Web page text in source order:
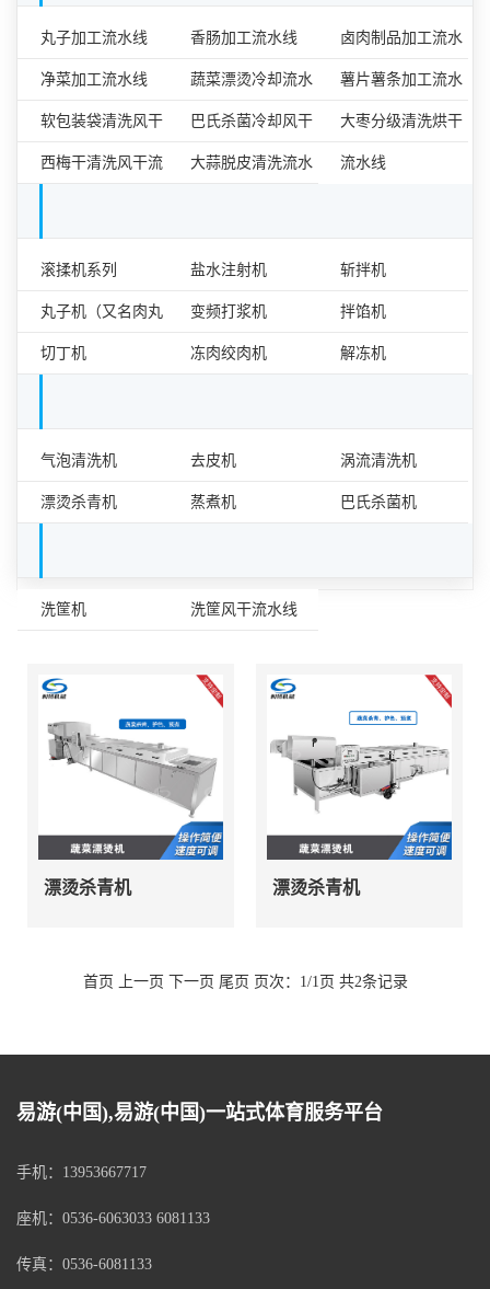
食品加工流水线
丸子加工流水线 香肠加工流水线 卤肉制品加工流水
线
净菜加工流水线 蔬菜漂烫冷却流水
线
薯片薯条加工流水
线
软包装袋清洗风干
流水线
巴氏杀菌冷却风干
流水线
大枣分级清洗烘干
流水线
西梅干清洗风干流 大蒜脱皮清洗流水
肉类食品加工设备单机
滚揉机系列 盐水注射机 斩拌机
丸子机（又名肉丸
成型机）
变频打浆机 拌馅机
切丁机 冻肉绞肉机 解冻机
果蔬加工设备单机
气泡清洗机 去皮机 涡流清洗机
漂烫杀青机 蒸煮机 巴氏杀菌机
容器清洗设备
洗筐机 洗筐风干流水线
漂烫杀青机 漂烫杀青机
首页 上一页 下一页 尾页 页次：1/1页 共2条记录
易游(中国),易游(中国)一站式体育服务平台
手机：13953667717
座机：0536-6063033 6081133
传真：0536-6081133